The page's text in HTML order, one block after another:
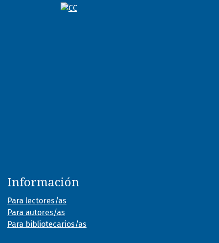
Información
Para lectores/as
Para autores/as
Para bibliotecarios/as